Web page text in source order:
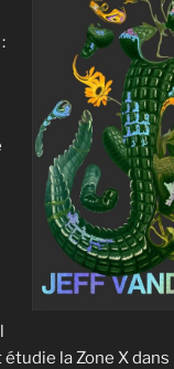
:
la Zone X